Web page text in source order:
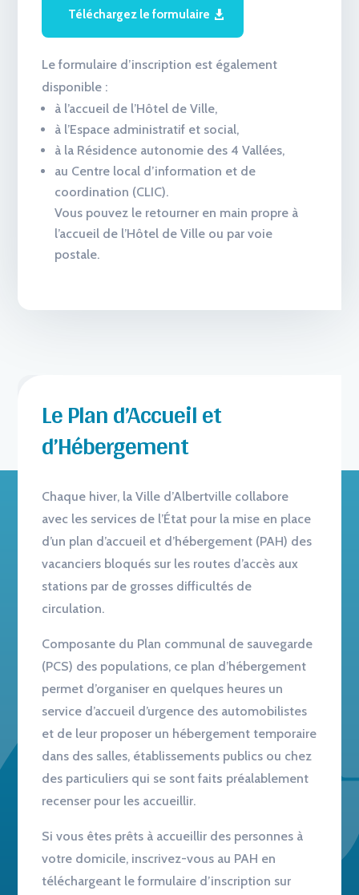
Téléchargez le formulaire
Le formulaire d’inscription est également
disponible :
à l’accueil de l’Hôtel de Ville,
à l’Espace administratif et social,
à la Résidence autonomie des 4 Vallées,
au Centre local d’information et de
coordination (CLIC).
Vous pouvez le retourner en main propre à
l’accueil de l’Hôtel de Ville ou par voie
postale.
Le Plan d’Accueil et
d’Hébergement
Chaque hiver, la Ville d’Albertville collabore
avec les services de l’État pour la mise en place
d’un plan d’accueil et d’hébergement (PAH) des
vacanciers bloqués sur les routes d’accès aux
stations par de grosses difficultés de
circulation.
Composante du Plan communal de sauvegarde
(PCS) des populations, ce plan d’hébergement
permet d’organiser en quelques heures un
service d’accueil d’urgence des automobilistes
et de leur proposer un hébergement temporaire
dans des salles, établissements publics ou chez
des particuliers qui se sont faits préalablement
recenser pour les accueillir.
Si vous êtes prêts à accueillir des personnes à
votre domicile, inscrivez-vous au PAH en
téléchargeant le formulaire d’inscription sur